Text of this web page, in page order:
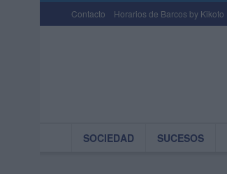
Contacto Horarios de Barcos by Kikoto
SOCIEDAD SUCESOS